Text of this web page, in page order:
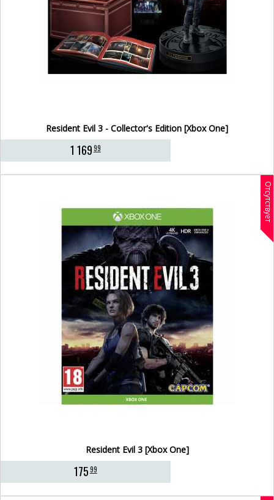
Resident Evil 3 - Collector's Edition [Xbox One]
1 16999
Отсутствует
Resident Evil 3 [Xbox One]
17599